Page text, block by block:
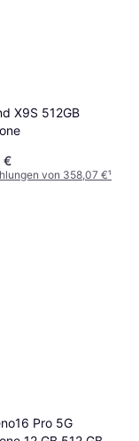
X9S 512GB
€
von 358,07 €¹
Pro 5G